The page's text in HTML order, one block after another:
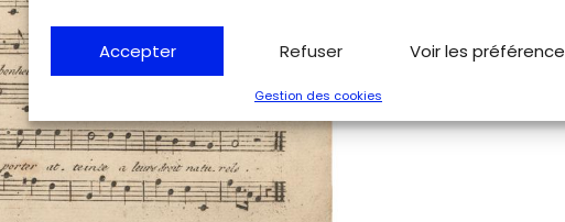
Accepter Refuser Voir les
Gestion des cookies